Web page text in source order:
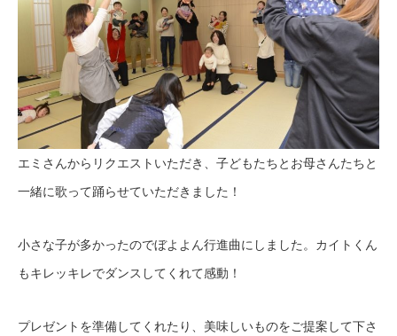
エミさんからリクエストいただき、子どもたちとお母さんたちと
一緒に歌って踊らせていただきました！
小さな子が多かったのでぼよよん行進曲にしました。カイトくん
もキレッキレでダンスしてくれて感動！
プレゼントを準備してくれたり、美味しいものをご提案して下さ